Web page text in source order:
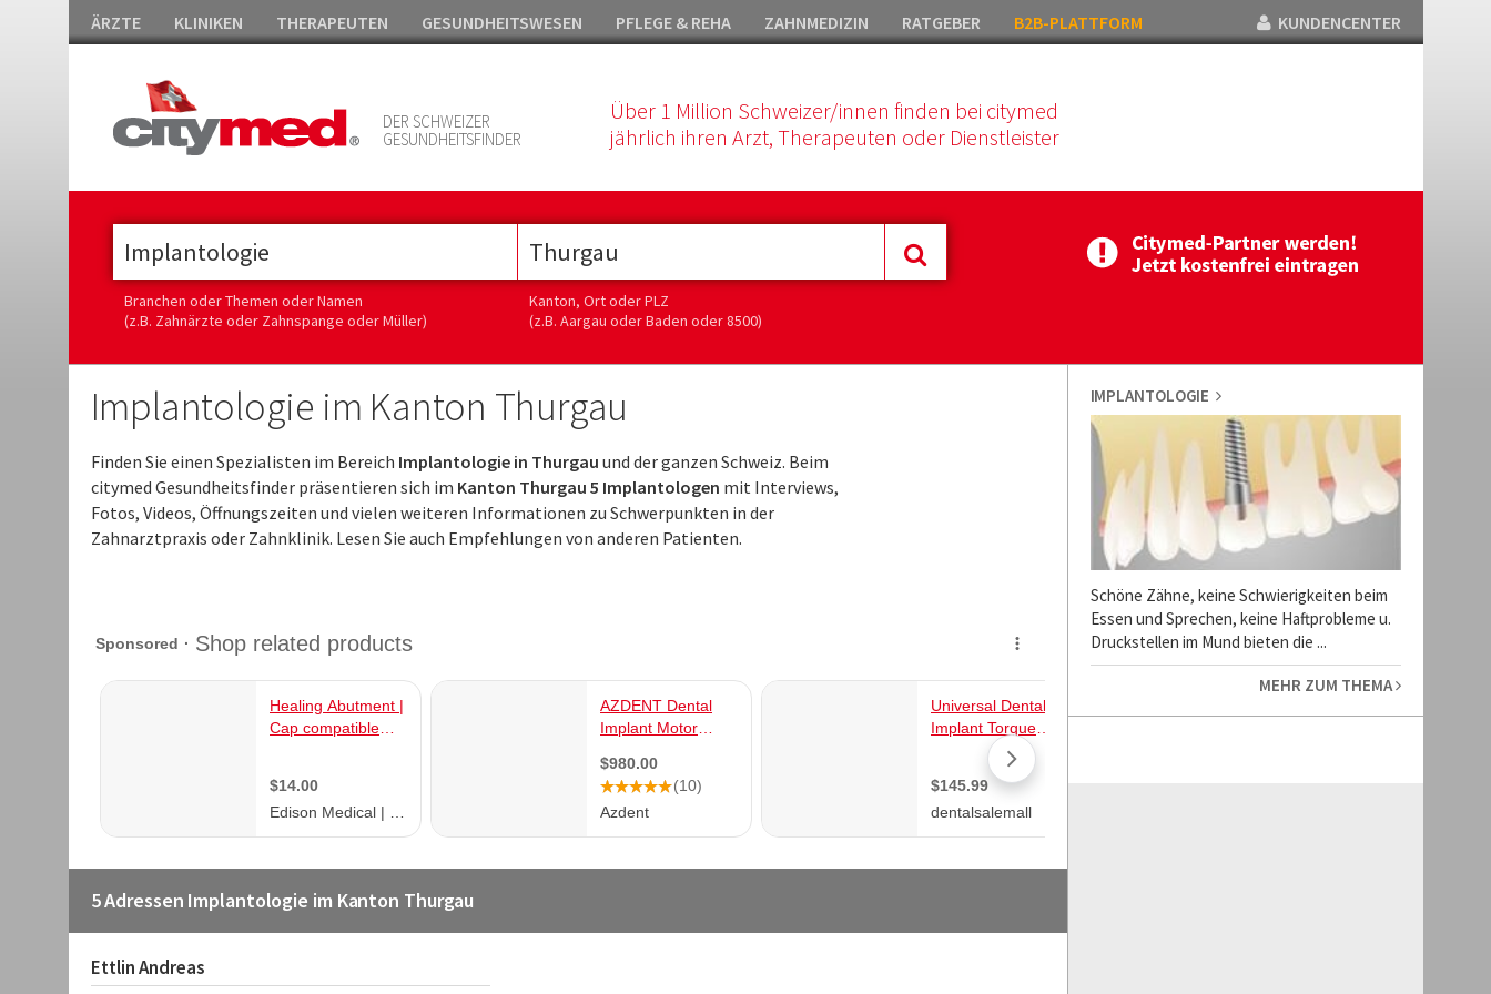
ÄRZTE KLINIKEN THERAPEUTEN GESUNDHEITSWESEN PFLEGE & REHA ZAHNMEDIZIN RATGEBER B2B-PLATTFORM KUNDENCENTER
DER SCHWEIZER
GESUNDHEITSFINDER
Über 1 Million Schweizer/innen finden bei citymed
jährlich ihren Arzt, Therapeuten oder Dienstleister
Branchen oder Themen oder Namen
(z.B. Zahnärzte oder Zahnspange oder Müller)
Kanton, Ort oder PLZ
(z.B. Aargau oder Baden oder 8500)
Implantologie im Kanton Thurgau
Finden Sie einen Spezialisten im Bereich Implantologie in Thurgau und der ganzen Schweiz. Beim
citymed Gesundheitsfinder präsentieren sich im Kanton Thurgau 5 Implantologen mit Interviews,
Fotos, Videos, Öffnungszeiten und vielen weiteren Informationen zu Schwerpunkten in der
Zahnarztpraxis oder Zahnklinik. Lesen Sie auch Empfehlungen von anderen Patienten.
5 Adressen Implantologie im Kanton Thurgau
Ettlin Andreas
IMPLANTOLOGIE
Schöne Zähne, keine Schwierigkeiten beim
Essen und Sprechen, keine Haftprobleme u.
Druckstellen im Mund bieten die ...
MEHR ZUM THEMA